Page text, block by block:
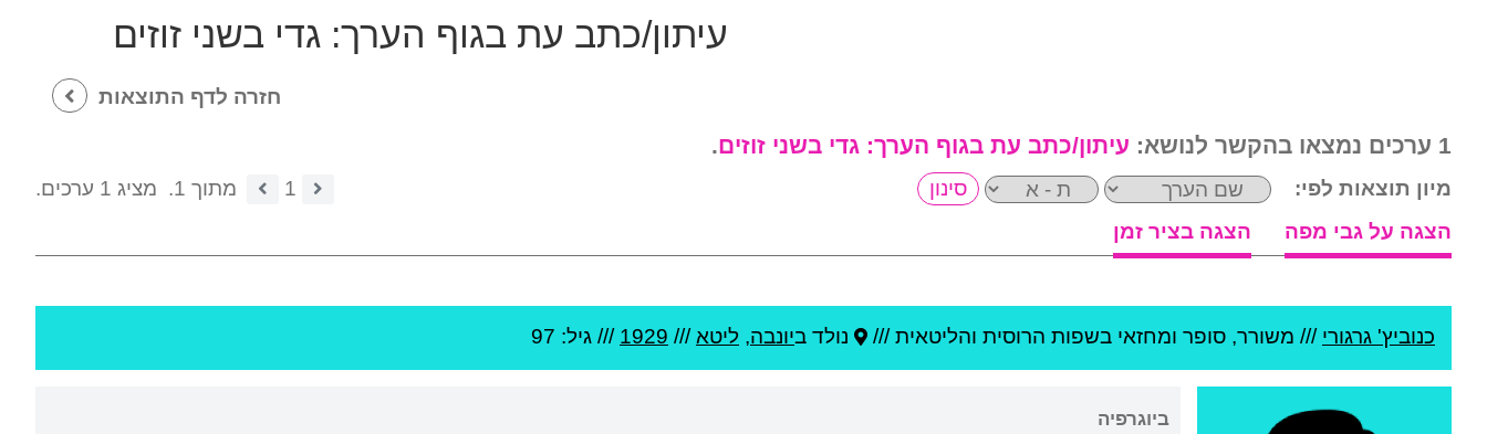
עיתון/כתב עת בגוף הערך: גדי בשני זוזים
חזרה לדף התוצאות
1 ערכים נמצאו בהקשר לנושא: עיתון/כתב עת בגוף הערך: גדי בשני זוזים.
מיון תוצאות לפי: 1 מתוך 1.
מציג 1 ערכים.
הצגה על גבי מפה
הצגה בציר זמן
כנוביץ' גרגורי /// משורר, סופר ומחזאי בשפות הרוסית והליטאית /// נולד ביונבה, ליטא ///
1929 /// גיל: 97
ביוגרפיה